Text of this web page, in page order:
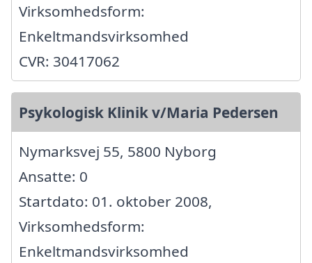
Virksomhedsform:
Enkeltmandsvirksomhed
CVR: 30417062
Psykologisk Klinik v/Maria Pedersen
Nymarksvej 55, 5800 Nyborg
Ansatte: 0
Startdato: 01. oktober 2008,
Virksomhedsform:
Enkeltmandsvirksomhed